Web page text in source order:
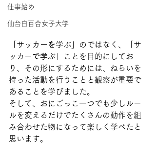
仕事始め
仙台白百合女子大学
「サッカー を学ぶ」のではなく、「サ
ッカー で学ぶ」ことを目的にしてお
り、その形にするためには、ねらいを
持った活動を行うことと観察が重要で
あることを学びました。
そして、おにごっこ一つでも少しルー
ルを変えるだけでたくさんの動作を組
み合わせた物になって楽しく学べたと
思います。